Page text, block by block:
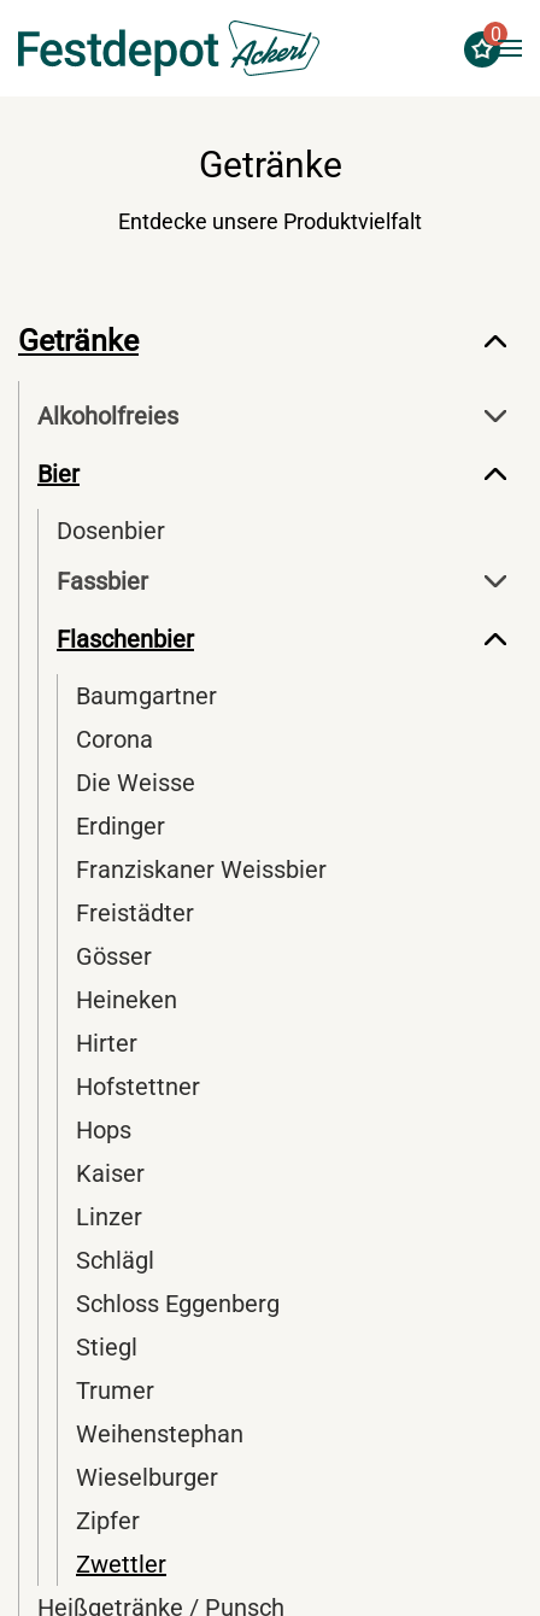
Zum Hauptinhalt springen
0
Getränke
Entdecke unsere Produktvielfalt
Getränke
Alkoholfreies
Bier
Dosenbier
Fassbier
Flaschenbier
Baumgartner
Corona
Die Weisse
Erdinger
Franziskaner Weissbier
Freistädter
Gösser
Heineken
Hirter
Hofstettner
Hops
Kaiser
Linzer
Schlägl
Schloss Eggenberg
Stiegl
Trumer
Weihenstephan
Wieselburger
Zipfer
Zwettler
Heißgetränke / Punsch